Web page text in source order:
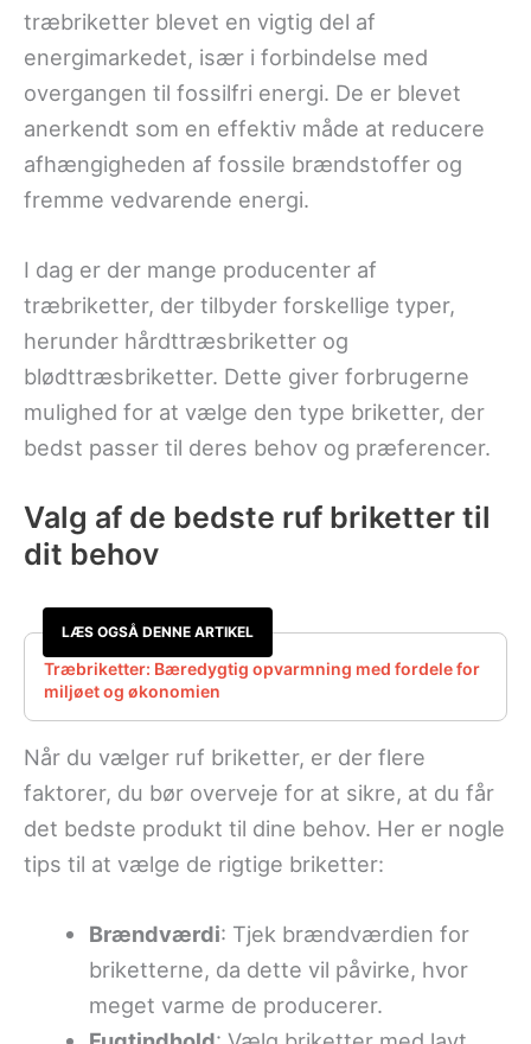
træbriketter blevet en vigtig del af
energimarkedet, især i forbindelse med
overgangen til fossilfri energi. De er blevet
anerkendt som en effektiv måde at reducere
afhængigheden af fossile brændstoffer og
fremme vedvarende energi.
I dag er der mange producenter af
træbriketter, der tilbyder forskellige typer,
herunder hårdttræsbriketter og
blødttræsbriketter. Dette giver forbrugerne
mulighed for at vælge den type briketter, der
bedst passer til deres behov og præferencer.
Valg af de bedste ruf briketter til
dit behov
LÆS OGSÅ DENNE ARTIKEL
Træbriketter: Bæredygtig opvarmning med fordele for
miljøet og økonomien
Når du vælger ruf briketter, er der flere
faktorer, du bør overveje for at sikre, at du får
det bedste produkt til dine behov. Her er nogle
tips til at vælge de rigtige briketter:
Brændværdi: Tjek brændværdien for
briketterne, da dette vil påvirke, hvor
meget varme de producerer.